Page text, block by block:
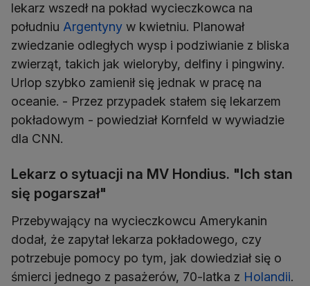
lekarz wszedł na pokład wycieczkowca na
południu Argentyny w kwietniu. Planował
zwiedzanie odległych wysp i podziwianie z bliska
zwierząt, takich jak wieloryby, delfiny i pingwiny.
Urlop szybko zamienił się jednak w pracę na
oceanie. - Przez przypadek stałem się lekarzem
pokładowym - powiedział Kornfeld w wywiadzie
dla CNN.
Lekarz o sytuacji na MV Hondius. "Ich stan
się pogarszał"
Przebywający na wycieczkowcu Amerykanin
dodał, że zapytał lekarza pokładowego, czy
potrzebuje pomocy po tym, jak dowiedział się o
śmierci jednego z pasażerów, 70-latka z Holandii.